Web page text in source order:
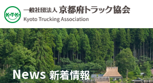
News 新着情報